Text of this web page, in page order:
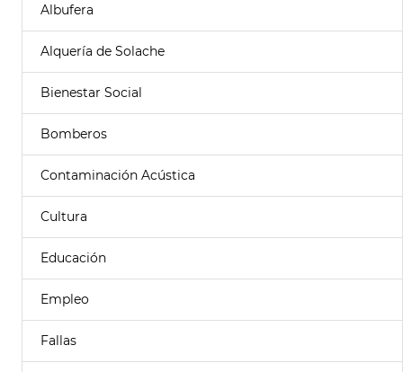
Albufera
Alquería de Solache
Bienestar Social
Bomberos
Contaminación Acústica
Cultura
Educación
Empleo
Fallas